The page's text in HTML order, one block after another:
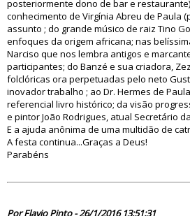
posteriormente dono de bar e
conhecimento de Virgínia Abreu de Paula
assunto ; do grande músico de raiz Tino
enfoques da origem africana; nas
Narciso que nos lembra antigos e
participantes; do Banzé e sua criadora,
folclóricas ora perpetuadas pelo neto
inovador trabalho ; ao Dr. Hermes de
referencial livro histórico; da visão
e pintor João Rodrigues, atual Secretário
E a ajuda anônima de uma multidão de
A festa continua...Graças a Deus!
Parabéns
Por Flavio Pinto - 26/1/2016 13:51:31